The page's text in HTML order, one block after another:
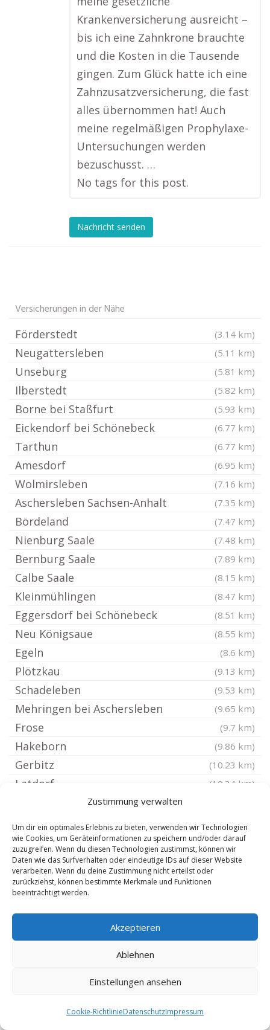
Zustimmung verwalten
Um dir ein optimales Erlebnis zu bieten, verwenden wir Technologien
wie Cookies, um Geräteinformationen zu speichern und/oder darauf
zuzugreifen. Wenn du diesen Technologien zustimmst, können wir
Daten wie das Surfverhalten oder eindeutige IDs auf dieser Website
verarbeiten. Wenn du deine Zustimmung nicht erteilst oder
zurückziehst, können bestimmte Merkmale und Funktionen
beeinträchtigt werden.
Akzeptieren
Ablehnen
Einstellungen ansehen
Cookie-RichtlinieDatenschutzImpressum
Krankenversicherung ausreicht –
bis ich eine Zahnkrone brauchte
und die Kosten in die Tausende
gingen. Zum Glück hatte ich eine
Zahnzusatzversicherung, die fast
alles übernommen hat! Auch
meine regelmäßigen Prophylaxe-
Untersuchungen werden
bezuschusst. …
No tags for this post.
Nachricht senden
Versicherungen in der Nähe
Förderstedt (3.14 km)
Neugattersleben (5.11 km)
Unseburg (5.81 km)
Ilberstedt (5.82 km)
Borne bei Staßfurt (5.93 km)
Eickendorf bei Schönebeck (6.77 km)
Tarthun (6.77 km)
Amesdorf (6.95 km)
Wolmirsleben (7.16 km)
Aschersleben Sachsen-Anhalt (7.35 km)
Bördeland (7.47 km)
Nienburg Saale (7.48 km)
Bernburg Saale (7.89 km)
Calbe Saale (8.15 km)
Kleinmühlingen (8.47 km)
Eggersdorf bei Schönebeck (8.51 km)
Neu Königsaue (8.55 km)
Egeln (8.6 km)
Plötzkau (9.13 km)
Schadeleben (9.53 km)
Mehringen bei Aschersleben (9.65 km)
Frose (9.7 km)
Hakeborn (9.86 km)
Gerbitz (10.23 km)
Latdorf (10.34 km)
Schackstedt (10.46 km)
Etgersleben (10.74 km)
Friedrichsaue bei Aschersleben (10.92 km)
Westdorf bei Aschersleben (11.23 km)
Peißen bei Bernburg
Zuchau (11.44 km)
Poley bei Bernburg